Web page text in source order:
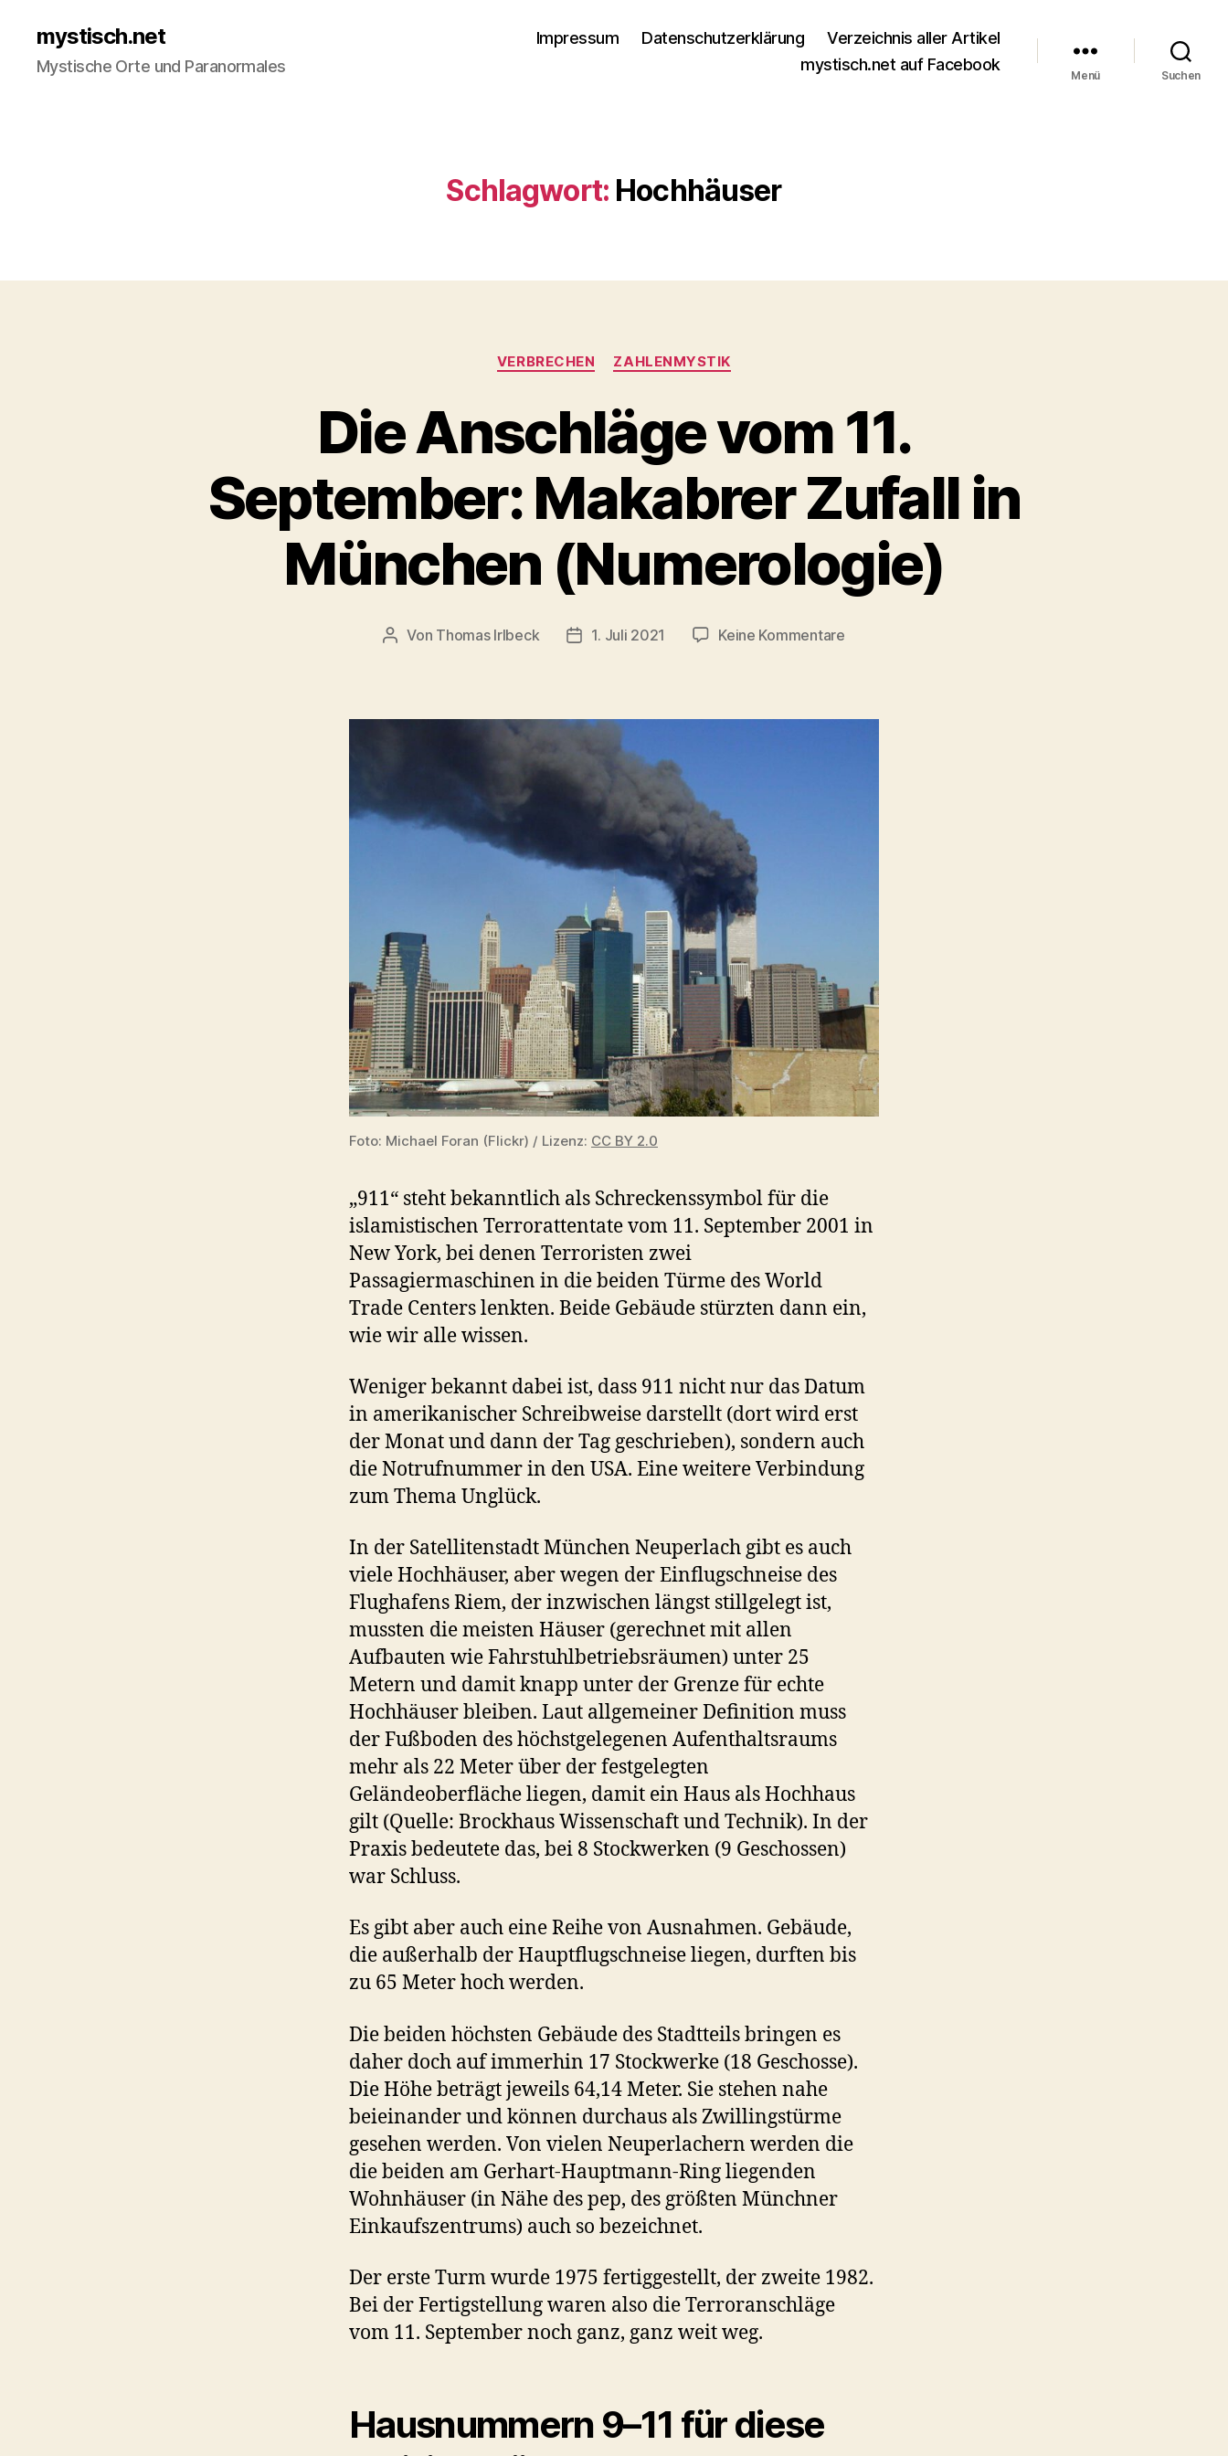
mystisch.net
Mystische Orte und Paranormales
Impressum Datenschutzerklärung
Verzeichnis aller Artikel
mystisch.net auf Facebook
Menü Suchen
Schlagwort: Hochhäuser
Kategorien
VERBRECHEN ZAHLENMYSTIK
Die Anschläge vom 11.
September: Makabrer Zufall in
München (Numerologie)
Beitragsautor
Von Thomas Irlbeck Veröffentlichungsdatum
1. Juli 2021 Keine Kommentarezu
11.
Foto: Michael Foran (Flickr) / Lizenz: CC BY 2.0
„911“ steht bekanntlich als Schreckenssymbol für die
islamistischen Terrorattentate vom 11. September 2001 in
New York, bei denen Terroristen zwei
Passagiermaschinen in die beiden Türme des World
Trade Centers lenkten. Beide Gebäude stürzten dann ein,
wie wir alle wissen.
Weniger bekannt dabei ist, dass 911 nicht nur das Datum
in amerikanischer Schreibweise darstellt (dort wird erst
der Monat und dann der Tag geschrieben), sondern auch
die Notrufnummer in den USA. Eine weitere Verbindung
zum Thema Unglück.
In der Satellitenstadt München Neuperlach gibt es auch
viele Hochhäuser, aber wegen der Einflugschneise des
Flughafens Riem, der inzwischen längst stillgelegt ist,
mussten die meisten Häuser (gerechnet mit allen
Aufbauten wie Fahrstuhlbetriebsräumen) unter 25
Metern und damit knapp unter der Grenze für echte
Hochhäuser bleiben. Laut allgemeiner Definition muss
der Fußboden des höchstgelegenen Aufenthaltsraums
mehr als 22 Meter über der festgelegten
Geländeoberfläche liegen, damit ein Haus als Hochhaus
gilt (Quelle: Brockhaus Wissenschaft und Technik). In der
Praxis bedeutete das, bei 8 Stockwerken (9 Geschossen)
war Schluss.
Es gibt aber auch eine Reihe von Ausnahmen. Gebäude,
die außerhalb der Hauptflugschneise liegen, durften bis
zu 65 Meter hoch werden.
Die beiden höchsten Gebäude des Stadtteils bringen es
daher doch auf immerhin 17 Stockwerke (18 Geschosse).
Die Höhe beträgt jeweils 64,14 Meter. Sie stehen nahe
beieinander und können durchaus als Zwillingstürme
gesehen werden. Von vielen Neuperlachern werden die
die beiden am Gerhart-Hauptmann-Ring liegenden
Wohnhäuser (in Nähe des pep, des größten Münchner
Einkaufszentrums) auch so bezeichnet.
Der erste Turm wurde 1975 fertiggestellt, der zweite 1982.
Bei der Fertigstellung waren also die Terroranschläge
vom 11. September noch ganz, ganz weit weg.
Hausnummern 9–11 für diese